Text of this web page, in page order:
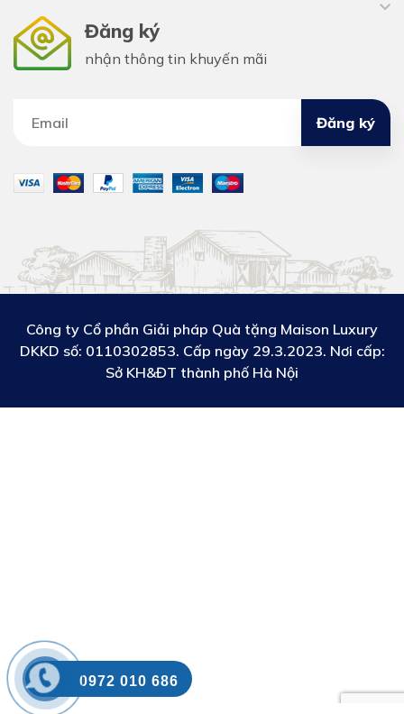
Đăng ký
nhận thông tin khuyến mãi
Đăng ký
Công ty Cổ phần Giải pháp Quà tặng Maison Luxury
DKKD số: 0110302853. Cấp ngày 29.3.2023. Nơi cấp:
Sở KH&ĐT thành phố Hà Nội
0972 010 686